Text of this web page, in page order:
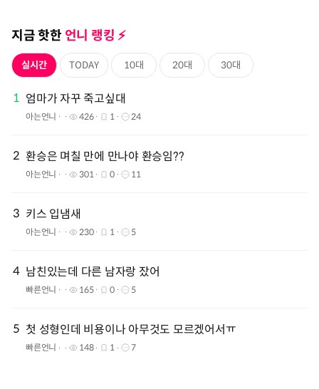
지금 핫한 언니 랭킹 ⚡️️
실시간 TODAY 10대 20대 30대
1 엄마가 자꾸 죽고싶대
아는언니 426 1 24
2 환승은 며칠 만에 만나야 환승임??
아는언니 301 0 11
3 키스 입냄새
아는언니 230 1 5
4 남친있는데 다른 남자랑 잤어
빠른언니 165 0 5
5 첫 성형인데 비용이나 아무것도 모르겠어서ㅠ
빠른언니 148 1 7